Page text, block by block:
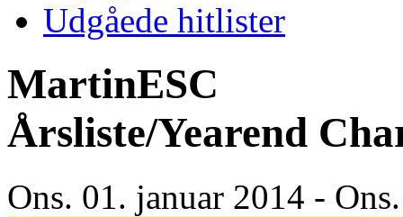
Udgåede hitlister
MartinESC
Årsliste/Yearend
Ons. 01. januar 2014 -